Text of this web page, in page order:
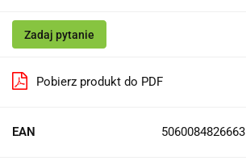
Zadaj pytanie
Pobierz produkt do PDF
EAN 5060084826663